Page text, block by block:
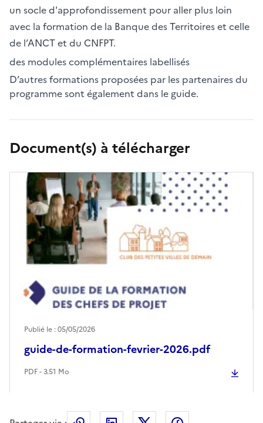
un socle d'approfondissement pour aller plus loin
avec la formation de la Banque des Territoires et celle
de l’ANCT et du CNFPT.
des modules complémentaires labellisés
D’autres formations proposées par les partenaires du
programme sont également dans le guide.
Document(s) à télécharger
guide-de-formation-fevrier-2026.pdf
Publié le : 05/05/2026
PDF - 3.51 Mo